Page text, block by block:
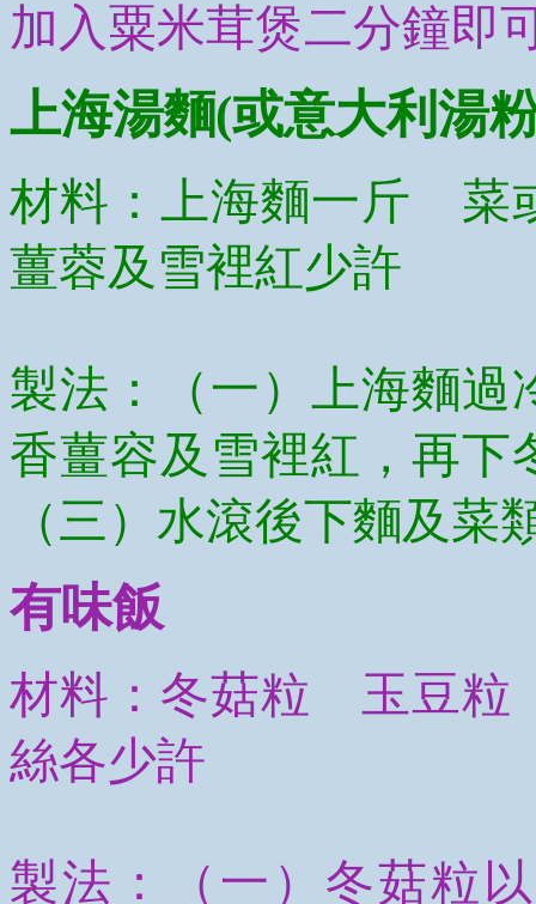
加入粟米茸煲二分鐘即
上海湯麵(或意大利湯
材料：上海麵一斤
薑蓉及雪裡紅少許
製法：（一）上海麵過
香薑容及雪裡紅，再下
（三）水滾後下麵及菜
有味飯
材料：冬菇粒 玉豆
絲各少許
製法：（一）冬菇粒